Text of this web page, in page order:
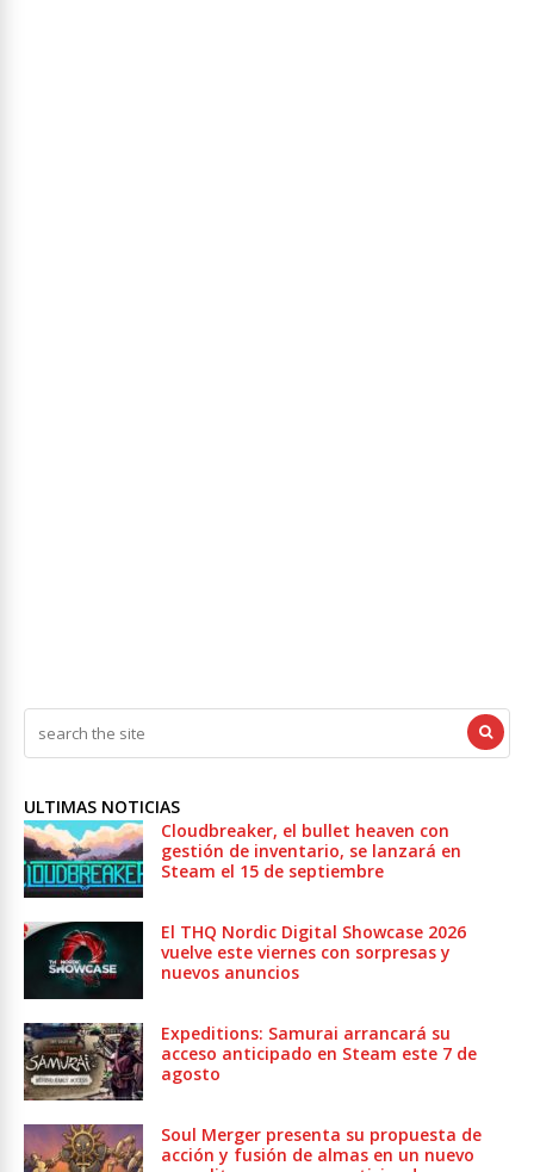
ULTIMAS NOTICIAS
Cloudbreaker, el bullet heaven con
gestión de inventario, se lanzará en
Steam el 15 de septiembre
El THQ Nordic Digital Showcase 2026
vuelve este viernes con sorpresas y
nuevos anuncios
Expeditions: Samurai arrancará su
acceso anticipado en Steam este 7 de
agosto
Soul Merger presenta su propuesta de
acción y fusión de almas en un nuevo